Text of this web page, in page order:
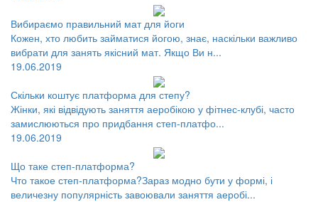
Що вибрати першим - Гантелі чи штанга?
Гантелі чи штанга: що купити першим?Зважилися підтягнути
своє тіло і наростити м'язову масу в домашн...
19.06.2019
Вибираємо правильний мат для йоги
Кожен, хто любить займатися йогою, знає, наскільки важливо
вибрати для занять якісний мат. Якщо Ви н...
19.06.2019
Скільки коштує платформа для степу?
Жінки, які відвідують заняття аеробікою у фітнес-клубі, часто
замислюються про придбання степ-платфо...
19.06.2019